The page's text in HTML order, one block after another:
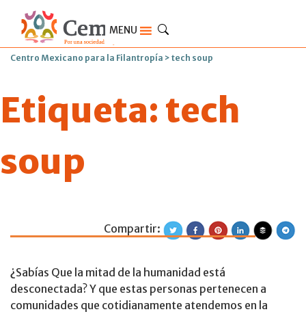
MENU
Centro Mexicano para la Filantropía > tech soup
Etiqueta: tech
soup
Participa en la
Compartir:
¿Sabías Que la mitad de la humanidad está
desconectada? Y que estas personas pertenecen a
comunidades que cotidianamente atendemos en la